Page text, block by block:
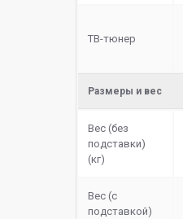
ТВ-тюнер
Размеры и вес
Вес (без
подставки)
(кг)
Вес (с
подставкой)